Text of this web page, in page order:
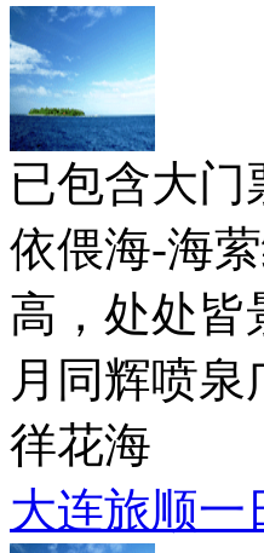
已包含大门
依偎海-海
高，处处皆
月同辉喷
徉花海
大连旅顺一